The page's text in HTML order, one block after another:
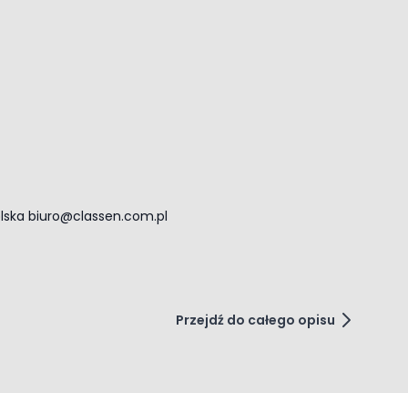
biuro@classen.com.pl
Przejdź do całego opisu